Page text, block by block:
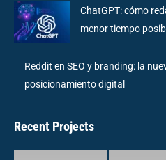
ChatGPT: cómo
menor tiempo
Reddit en SEO y branding: la
posicionamiento digital
Recent Projects